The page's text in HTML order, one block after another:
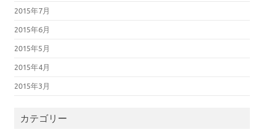
2015年7月
2015年6月
2015年5月
2015年4月
2015年3月
カテゴリー